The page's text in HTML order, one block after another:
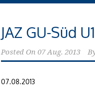
JAZ GU-Süd
Posted On 07 Aug. 2013
07.08.2013